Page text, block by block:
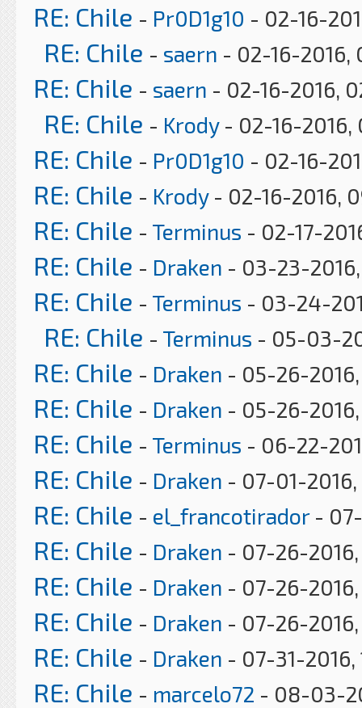
RE: Chile - Pr0D1g10 - 02-16-
RE: Chile - saern - 02-16-2016,
RE: Chile - saern - 02-16-2016,
RE: Chile - Krody- 02-16-2016,
RE: Chile - Pr0D1g10 - 02-16-
RE: Chile - Krody- 02-16-2016,
RE: Chile - Terminus - 02-17-
RE: Chile - Draken - 03-23-2016,
RE: Chile - Terminus - 03-24-
RE: Chile - Terminus - 05-03-
RE: Chile - Draken - 05-26-
RE: Chile - Draken - 05-26-
RE: Chile - Terminus - 06-22-
RE: Chile - Draken - 07-01-2016,
RE: Chile - el_francotirador- 07-
RE: Chile - Draken - 07-26-
RE: Chile - Draken - 07-26-
RE: Chile - Draken - 07-26-
RE: Chile - Draken - 07-31-2016,
RE: Chile - marcelo72 - 08-03-